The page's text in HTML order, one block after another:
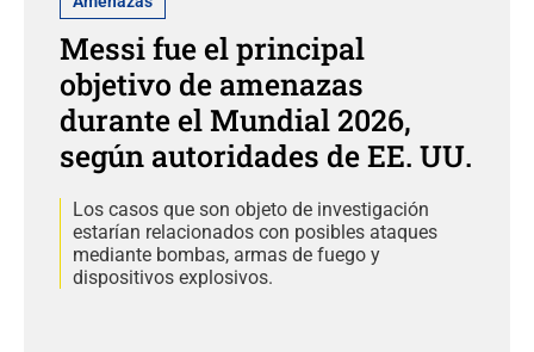
Messi fue el principal
objetivo de amenazas
durante el Mundial 2026,
según autoridades de EE. UU.
Los casos que son objeto de investigación
estarían relacionados con posibles ataques
mediante bombas, armas de fuego y
dispositivos explosivos.